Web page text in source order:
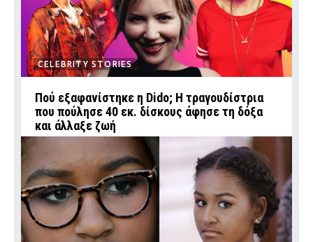
CELEBRITY STORIES
Πού εξαφανίστηκε η Dido; Η τραγουδίστρια
που πούλησε 40 εκ. δίσκους άφησε τη δόξα
και άλλαξε ζωή